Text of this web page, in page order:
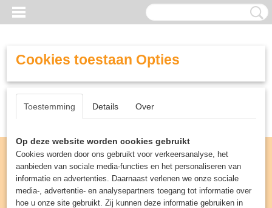
Cookies toestaan Opties
Toestemming Details Over
Op deze website worden cookies gebruikt
Cookies worden door ons gebruikt voor verkeersanalyse, het
aanbieden van sociale media-functies en het personaliseren van
informatie en advertenties. Daarnaast verlenen we onze sociale
media-, advertentie- en analysepartners toegang tot informatie over
hoe u onze site gebruikt. Zij kunnen deze informatie gebruiken in